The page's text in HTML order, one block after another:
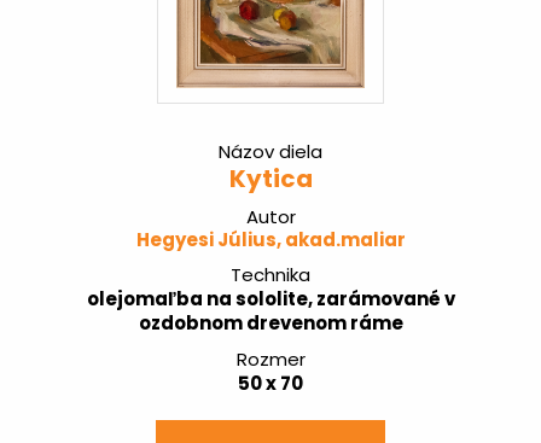
Názov diela
Kytica
Autor
Hegyesi Július, akad.maliar
Technika
olejomaľba na sololite, zarámované v
ozdobnom drevenom ráme
Rozmer
50 x 70